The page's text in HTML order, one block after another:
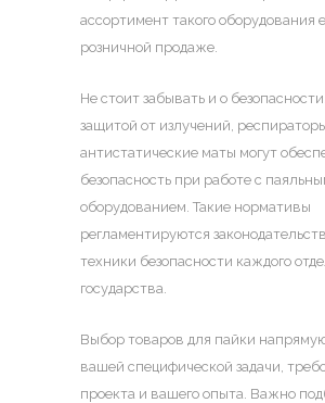
ассортимент такого оборудования
розничной продаже.
Не стоит забывать и о
защитой от излучений,
антистатические маты могут
безопасность при работе с
оборудованием. Такие нормативы
регламентируются
техники безопасности каждого
государства.
Выбор товаров для пайки
вашей специфической задачи,
проекта и вашего опыта. Важно